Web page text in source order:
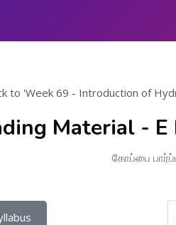
to 'Week 69 - Introduction of
Material - E
கோப்பை
இங்கு